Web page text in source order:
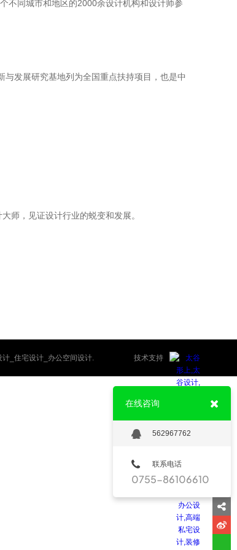
不同城市和地区的2000余设计机构和设计师参
发展研究基地列为全国重点扶持项目，也是中
师，见证设计行业的蜕变和发展。
_住宅设计_办公空间设计. 技术支持
在线咨询
562967762
联系电话
0755-86106610